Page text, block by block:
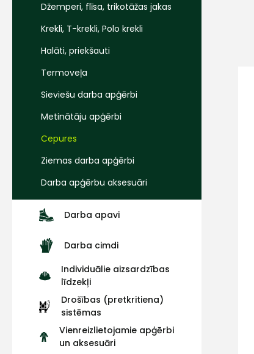
Džemperi, flīsa, trikotāžas jakas
Krekli, T-krekli, Polo krekli
Halāti, priekšauti
Termoveļa
Sieviešu darba apģērbi
Metinātāju apģērbi
Cepures
Ziemas darba apģērbi
Darba apģērbu aksesuāri
Darba apavi
Darba cimdi
Individuālie aizsardzības
līdzekļi
Drošības (pretkritiena)
sistēmas
Vienreizlietojamie apģērbi
un aksesuāri